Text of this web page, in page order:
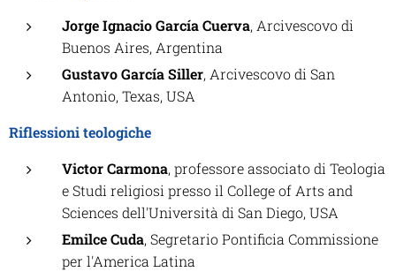
Jorge Ignacio García Cuerva, Arcivescovo di
Buenos Aires, Argentina
Gustavo García Siller, Arcivescovo di San
Antonio, Texas, USA
Riflessioni teologiche
Victor Carmona, professore associato di Teologia
e Studi religiosi presso il College of Arts and
Sciences dell'Università di San Diego, USA
Emilce Cuda, Segretario Pontificia Commissione
per l'America Latina